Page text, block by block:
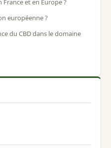
France et en Europe ?
européenne ?
du CBD dans le domaine